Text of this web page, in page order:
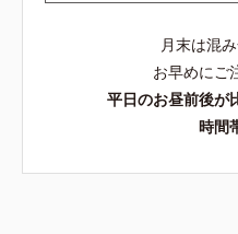
月末は混
お早めにご
平日のお昼前後が
時間